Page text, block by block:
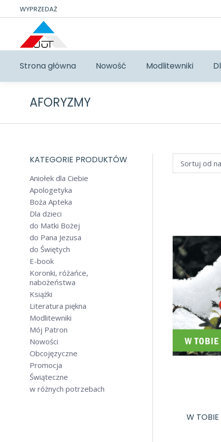
WYPRZEDAŻ
Strona główna Nowość Modlitewniki
AFORYZMY
W
KATEGORIE PRODUKTÓW
Aniołek dla Ciebie
Apologetyka
Boża Apteka
Dla dzieci
do Matki Bożej
do Pana Jezusa
do Świętych
E-book
Koronki, różańce,
nabożeństwa
Książki
Literatura piękna
Modlitewniki
Mój Patron
Nowości
Obcojęzyczne
Promocja
Świąteczne
w różnych potrzebach